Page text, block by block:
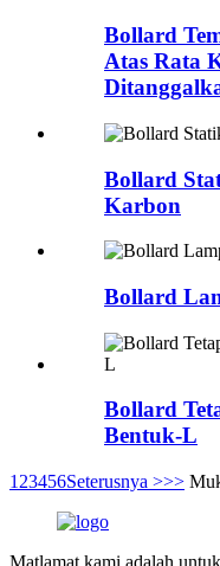
Bollard
Atas Rata
Bollard
Karbon
Bollard
Bollard
Bentuk-L
1 23456Seterusnya >>>